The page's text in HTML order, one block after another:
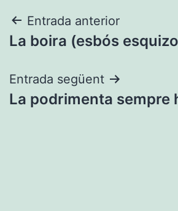
Navegació
d'entrades
Entrada anterior
La boira (esbós
Entrada següent
La podrimenta sempre